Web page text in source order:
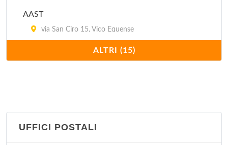
AAST
via San Ciro 15, Vico Equense
via Vittorio Emanuele 168, Procida
AAST
ALTRI (15)
UFFICI POSTALI